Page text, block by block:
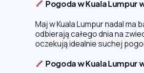
Pogoda w Kuala Lumpur
Maj w Kuala Lumpur nadal
odbierają całego dnia na
oczekują idealnie suchej
Pogoda w Kuala Lumpur